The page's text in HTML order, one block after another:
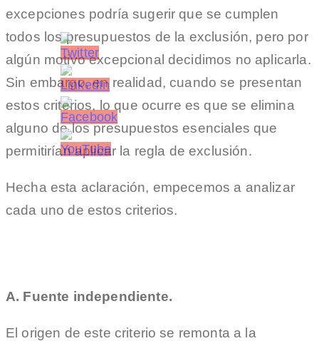
excepciones podría sugerir que se cumplen
todos los presupuestos de la exclusión, pero por
algún motivo excepcional decidimos no aplicarla.
Sin embargo, en realidad, cuando se presentan
estos criterios, lo que ocurre es que se elimina
alguno de los presupuestos esenciales que
permitirían aplicar la regla de exclusión.
Hecha esta aclaración, empecemos a analizar
cada uno de estos criterios.
A. Fuente independiente.
El origen de este criterio se remonta a la